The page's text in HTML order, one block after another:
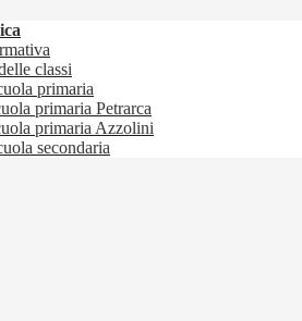
classi
primaria
primaria Petrarca
primaria Azzolini
secondaria